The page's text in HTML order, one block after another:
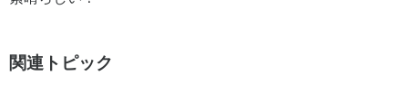
関連トピック